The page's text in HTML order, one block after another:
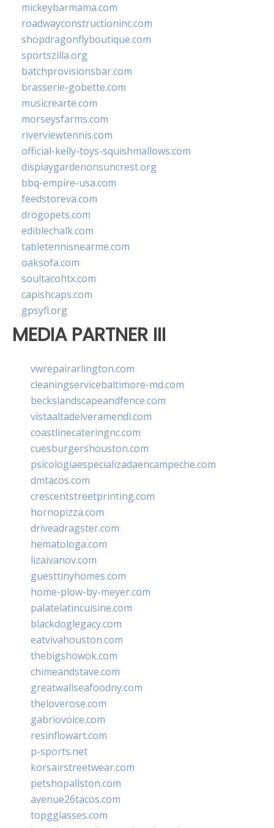
mickeybarmama.com
roadwayconstructioninc.com
shopdragonflyboutique.com
sportszilla.org
batchprovisionsbar.com
brasserie-gobette.com
musicrearte.com
morseysfarms.com
riverviewtennis.com
official-kelly-toys-squishmallows.com
displaygardenonsuncrest.org
bbq-empire-usa.com
feedstoreva.com
drogopets.com
ediblechalk.com
tabletennisnearme.com
oaksofa.com
soultacohtx.com
capishcaps.com
gpsyfl.org
MEDIA PARTNER III
vwrepairarlington.com
cleaningservicebaltimore-md.com
beckslandscapeandfence.com
vistaaltadelveramendi.com
coastlinecateringnc.com
cuesburgershouston.com
psicologiaespecializadaencampeche.com
dmtacos.com
crescentstreetprinting.com
hornopizza.com
driveadragster.com
hematologa.com
lizaivanov.com
guesttinyhomes.com
home-plow-by-meyer.com
palatelatincuisine.com
blackdoglegacy.com
eatvivahouston.com
thebigshowok.com
chimeandstave.com
greatwallseafoodny.com
theloverose.com
gabriovoice.com
resinflowart.com
p-sports.net
korsairstreetwear.com
petshopallston.com
avenue26tacos.com
topgglasses.com